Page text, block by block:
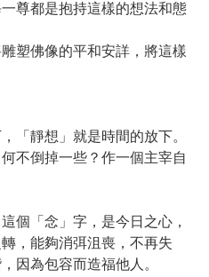
尊都是抱持這樣的想法和態
塑佛像的平和安詳，將這樣
「靜想」就是時間的放下。
不倒掉一些？作一個主宰自
個「念」字，是今日之心，
，能夠消弭沮喪，不再失
因為包容而造福他人。